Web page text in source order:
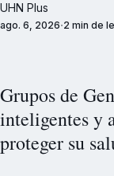
UHN Plus
ago. 6, 2026 2 min de
Grupos de
inteligentes y
proteger su